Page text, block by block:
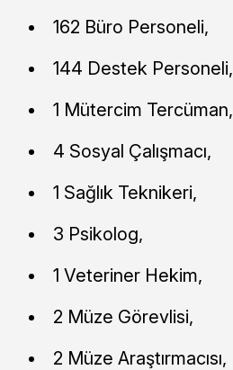
162 Büro Personeli,
144 Destek Personeli,
1 Mütercim Tercüman,
4 Sosyal Çalışmacı,
1 Sağlık Teknikeri,
3 Psikolog,
1 Veteriner Hekim,
2 Müze Görevlisi,
2 Müze Araştırmacısı,